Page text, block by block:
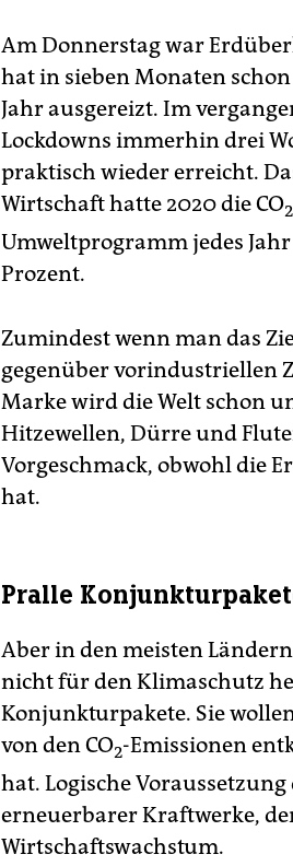
Am Donnerstag war
hat in sieben Monaten
Jahr ausgereizt. Im
Lockdowns immerhin drei
praktisch wieder erreicht.
Wirtschaft hatte 2020 die CO2
Umweltprogramm jedes
Prozent.
Zumindest wenn man das
gegenüber vorindustriellen
Marke wird die Welt schon
Hitzewellen, Dürre und
Vorgeschmack, obwohl die
hat.
Pralle
Aber in den meisten
nicht für den Klimaschutz
Konjunkturpakete. Sie
von den CO2-Emissionen
hat. Logische
erneuerbarer Kraftwerke,
Wirtschaftswachstum.